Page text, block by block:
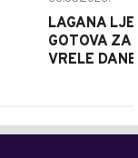
LAGANA
GOTOVA ZA
VRELE DANE